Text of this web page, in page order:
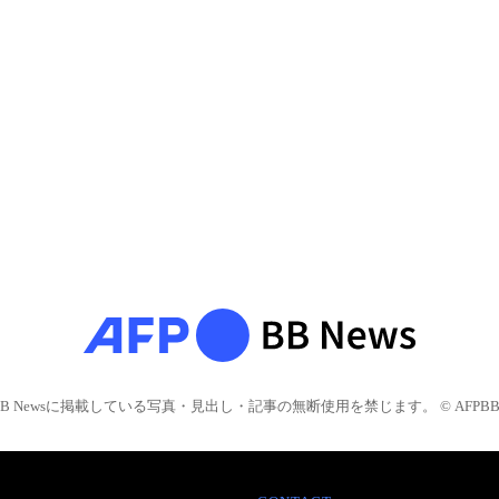
Newsに掲載している写真・見出し・記事の無断使用を禁じます。 © AFPBB